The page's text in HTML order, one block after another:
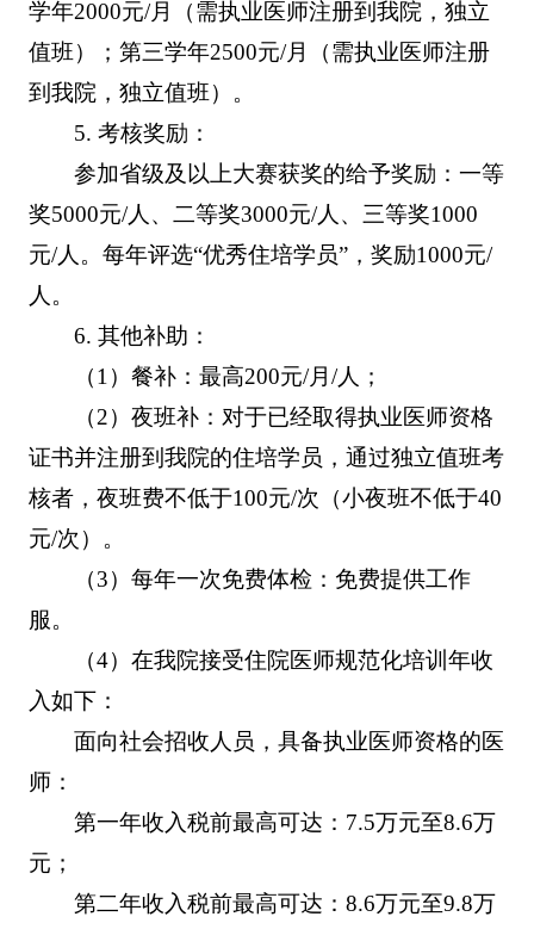
学年2000元/月（需执业医师注册到我院，独立
值班）；第三学年2500元/月（需执业医师注册
到我院，独立值班）。
5. 考核奖励：
参加省级及以上大赛获奖的给予奖励：一等
奖5000元/人、二等奖3000元/人、三等奖1000
元/人。每年评选“优秀住培学员”，奖励1000元/
人。
6. 其他补助：
（1）餐补：最高200元/月/人；
（2）夜班补：对于已经取得执业医师资格
证书并注册到我院的住培学员，通过独立值班考
核者，夜班费不低于100元/次（小夜班不低于40
元/次）。
（3）每年一次免费体检：免费提供工作
服。
（4）在我院接受住院医师规范化培训年收
入如下：
面向社会招收人员，具备执业医师资格的医
师：
第一年收入税前最高可达：7.5万元至8.6万
元；
第二年收入税前最高可达：8.6万元至9.8万